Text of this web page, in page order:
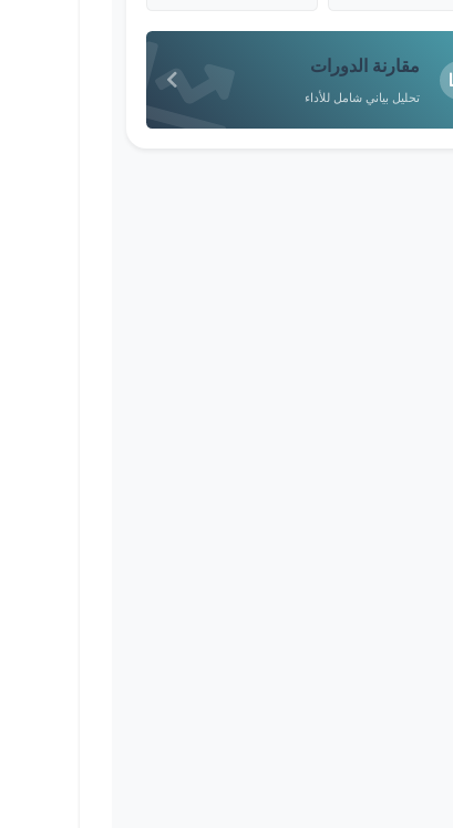
مقارنة الدورات
تحليل بياني شامل للأداء